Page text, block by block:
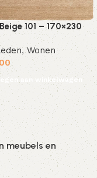
101 – 170×230
,Wonen
aan winkelwagen
meubels en